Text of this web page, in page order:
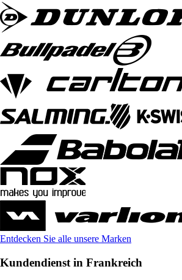
Entdecken Sie alle unsere Marken
Kundendienst in Frankreich